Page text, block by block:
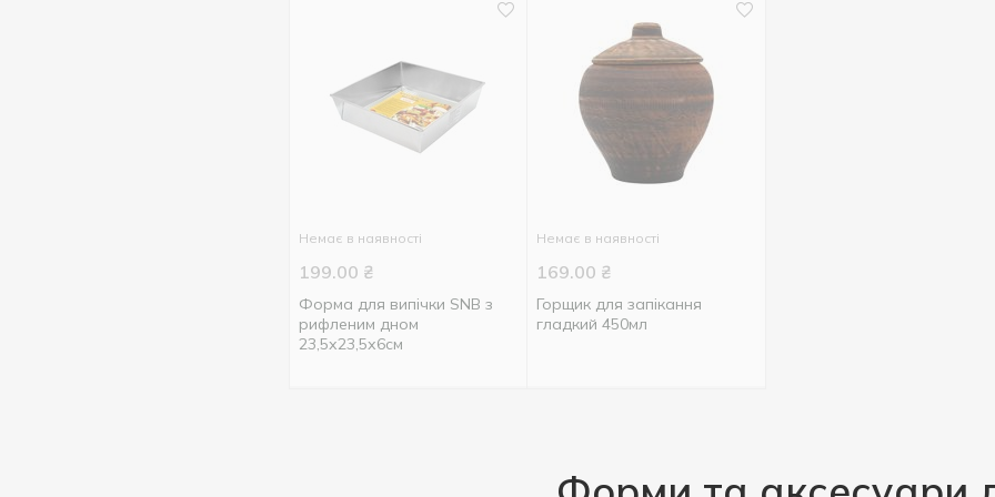
Немає в наявності
199.00 ₴
Форма для випічки SNB з
рифленим дном
23,5х23,5х6см
Немає в наявності
169.00 ₴
Горщик для запікання
гладкий 450мл